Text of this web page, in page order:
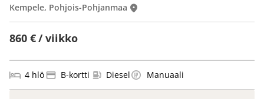
860 € / viikko
Kempele, Pohjois-Pohjanmaa
4 hlö B-kortti Diesel Manuaali